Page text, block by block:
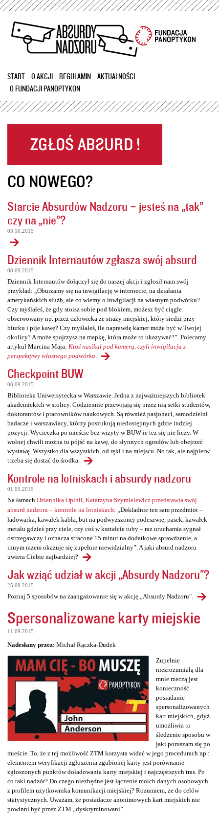
Przejdź
treści
START O AKCJI REGULAMIN
AKTUALNOŚCI
O FUNDACJI PANOPTYKON
CO NOWEGO?
Starcie Absurdów Nadzoru – jesteś na „tak”
czy na „nie”?
03.10.2015
Dziennik Internautów zgłasza swój absurd
08.09.2015
Dziennik Internautów dołączył się do naszej akcji i zgłosił nam swój
przykład: „Oburzamy się na inwigilację w internecie, na działania
amerykańskich służb, ale co wiemy o inwigilacji na własnym podwórku?
Czy myślałeś, że gdy stoisz sobie pod blokiem, możesz być ciągle
obserwowany np. przez człowieka ze straży miejskiej, który siedzi przy
biurku i pije kawę? Czy myślałeś, ile naprawdę kamer może być w Twojej
okolicy? A może spojrzysz na mapkę, która może to ukazywać?”. Polecamy
artykuł Marcina Maja: Ktoś nasikał pod kamerą, czyli inwigilacja z
perspektywy własnego podwórka
Checkpoint BUW
08.09.2015
Biblioteka Uniwersytecka w Warszawie. Jedna z najważniejszych bibliotek
akademickich w stolicy. Codziennie przewijają się przez nią setki studentów,
doktorantów i pracowników naukowych. Są również pasjonaci, samodzielni
badacze i warszawiacy, którzy poszukują niedostępnych gdzie indziej
pozycji. Wycieczka po mieście bez wizyty w BUW-ie też się nie liczy. W
wolnej chwili można tu pójść na kawę, do słynnych ogrodów lub obejrzeć
wystawę. Wszystko dla wszystkich, od ręki i na miejscu. No tak, ale najpierw
trzeba się dostać do środka.
Kontrole na lotniskach i absurdy nadzoru
01.09.2015
Na łamach Dziennika Opinii, Katarzyna Szymielewicz przedstawia swój
absurd nadzoru – kontrole na lotniskach: „Dokładnie ten sam przedmiot –
ładowarka, kawałek kabla, but na podwyższonej podeszwie, pasek, kawałek
metalu gdzieś przy ciele, czy coś w kształcie tuby – raz uruchamia sygnał
ostrzegawczy i oznacza stracone 15 minut na dodatkowe sprawdzenie, a
innym razem okazuje się zupełnie niewidzialny”. A jaki absurd nadzoru
uwiera Ciebie najbardziej?
Jak wziąć udział w akcji „Absurdy Nadzoru"?
25.08.2015
Poznaj 5 sposobów na zaangażowanie się w akcję „Absurdy Nadzoru".
Spersonalizowane karty miejskie
11.09.2015
Nadesłany przez: Michał Rączka-Dudek
Zupełnie
niezrozumiałą dla
mnie rzeczą jest
konieczność
posiadanie
spersonalizowanych
kart miejskich, gdyż
umożliwia to
śledzenie sposobu w
jaki poruszam się po
mieście. To, że z tej możliwość ZTM korzysta widać w jego procedurach np.:
elementem weryfikacji zgłoszenia zgubionej karty jest porównanie
zgłoszonych punktów doładowania karty miejskiej i najczęstszych tras. Po
co taki nadzór? Do czego niezbędne jest łączenie moich danych osobowych
z profilem użytkownika komunikacji miejskiej? Rozumiem, że do celów
statystycznych. Uważam, że posiadacze anonimowych kart miejskich nie
powinni być przez ZTM „dyskryminowani”.